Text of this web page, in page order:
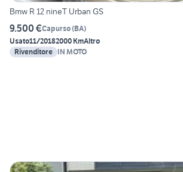
Bmw R 12 nineT Urban GS
9.500 €Capurso(BA)
Usato11/20182000 KmAltro
Rivenditore IN MOTO